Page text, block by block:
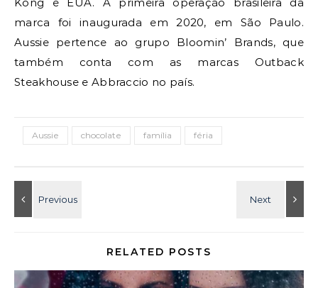
marca foi inaugurada em 2020, em São Paulo.
Aussie pertence ao grupo Bloomin’ Brands, que
também conta com as marcas Outback
Steakhouse e Abbraccio no país.
Aussie chocolate família féria
RELATED POSTS